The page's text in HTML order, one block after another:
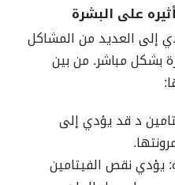
على البشرة
إلى العديد من المشاكل
بشكل مباشر. من بين
د قد يؤدي إلى
يؤدي نقص الفيتامين